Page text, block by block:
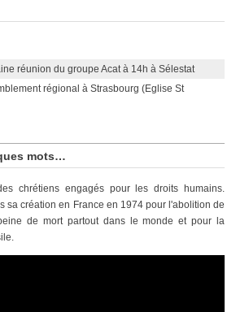
réunion du groupe Acat à 14h à Sélestat
régional à Strasbourg (Eglise St
mots…
des chrétiens engagés pour les droits humains.
sa création en France en 1974 pour l'abolition de
de mort partout dans le monde et pour la